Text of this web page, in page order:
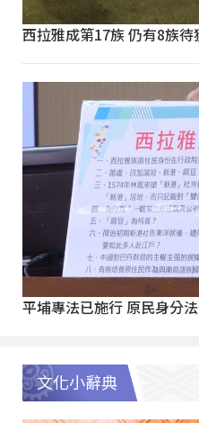
西拉雅成第17族 仍有8族
平埔專法已施行 原民身分
文化小辭典